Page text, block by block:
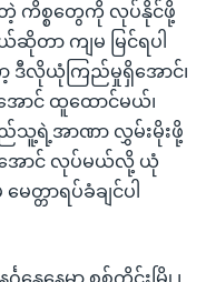
ကိစ္စတွေကို လုပ်နိုင်ဖို့
တာ ကျမ မြင်ရပါ
ဒီလိုယုံကြည်မှုရှိအောင်၊
ာင် ထူထောင်မယ်၊
သူ့ရဲ့အာဏာ လွှမ်းမိုးဖို့
ောင် လုပ်မယ်လို့ ယုံ
တာရပ်ခံချင်ပါ
နွေနေ့မှာ စစ်ကိုင်းမြို့၊